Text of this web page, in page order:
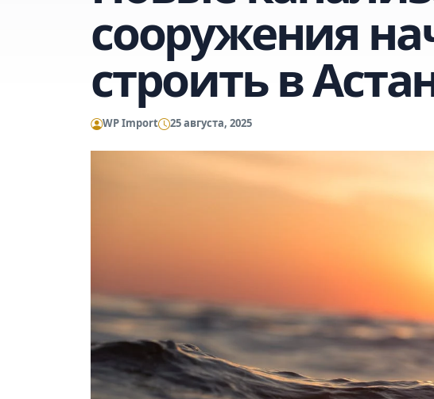
сооружения
строить в
WP Import 25 августа, 2025